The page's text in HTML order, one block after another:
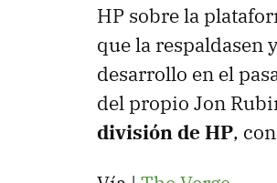
HP sobre la
que la respaldasen
desarrollo en el
del propio Jon
división de HP,